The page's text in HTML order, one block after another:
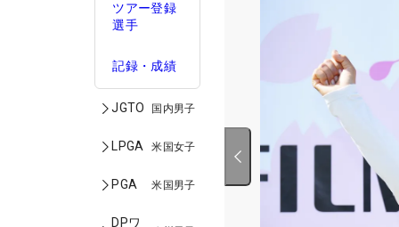
ツアー登録
選手
記録・成績
JGTO 国内男子
LPGA 米国女子
PGA 米国男子
DPワ